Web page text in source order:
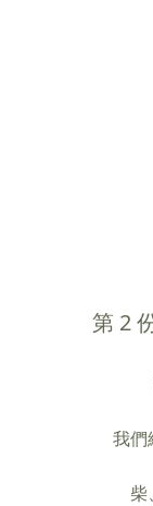
第 2
我們
柴